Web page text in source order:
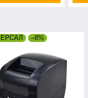
–8%